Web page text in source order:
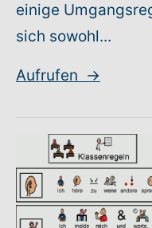
einige
sich sowohl...
Aufrufen →